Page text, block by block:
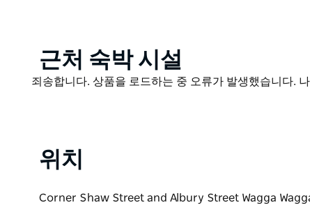
Product
List
근처 숙박 시설
Product
죄송합니다. 상품을 로드하는 중 오류가 발생했습니다.
위치
Corner Shaw Street and Albury Street Wagga